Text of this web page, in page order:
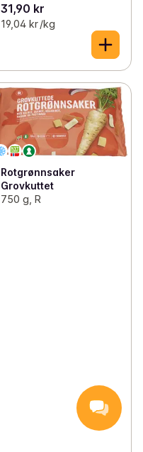
31,90 kr
19,04 kr /kg
Rotgrønnsaker
Grovkuttet
750 g, R